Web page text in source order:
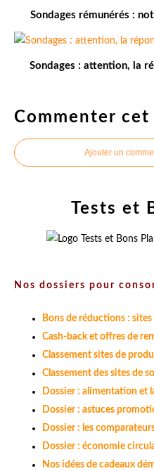
Sondages rémunérés :
Sondages : attention, la
Commenter
Ajouter un
Tests et
Nos dossiers pour
Bons de réductions :
Cash-back et offres de
Classement sites de
Classement des sites de
Dossier : alimentation et
Dossier : astuces
Dossier : les
Dossier : économie
Nos idées de cadeaux